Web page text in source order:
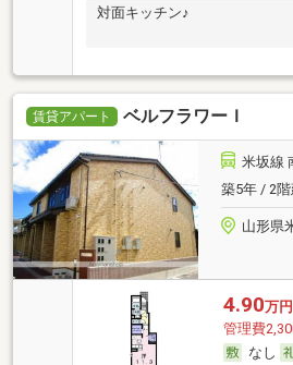
対面キッチン♪
賃貸アパート ベルフラワーＩ
米坂線
築5年 / 2階
山形県
4.90万円
管理費
なし